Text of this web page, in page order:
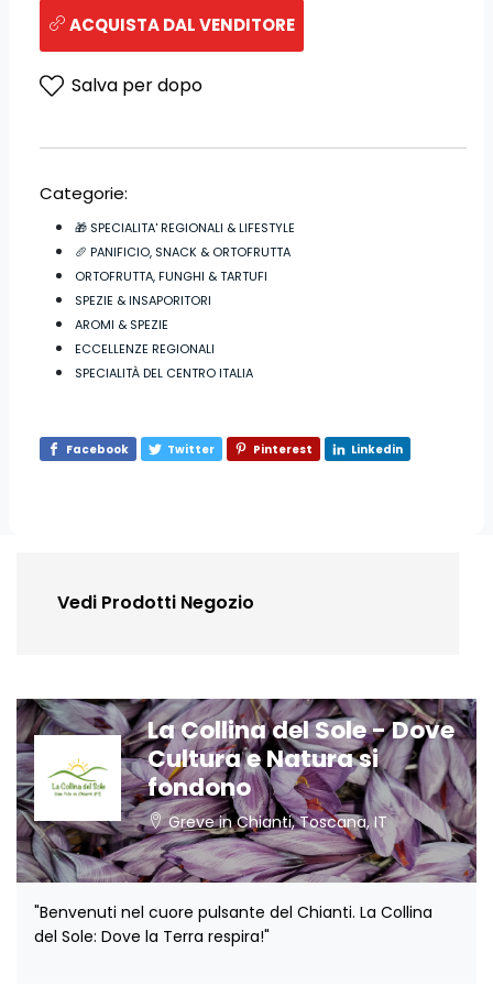
ACQUISTA DAL VENDITORE
Salva per dopo
Categorie:
🎁 SPECIALITA' REGIONALI & LIFESTYLE
🥖 PANIFICIO, SNACK & ORTOFRUTTA
ORTOFRUTTA, FUNGHI & TARTUFI
SPEZIE & INSAPORITORI
AROMI & SPEZIE
ECCELLENZE REGIONALI
SPECIALITÀ DEL CENTRO ITALIA
Facebook Twitter Pinterest Linkedin
Vedi Prodotti Negozio
La Collina del Sole - Dove
Cultura e Natura si
fondono
Greve in Chianti, Toscana, IT
"Benvenuti nel cuore pulsante del Chianti. La Collina
del Sole: Dove la Terra respira!"